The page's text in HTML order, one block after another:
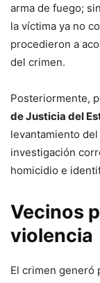
arma de fuego;
la víctima ya no
procedieron a
del crimen.
Posteriormente,
de Justicia del
levantamiento
investigación
homicidio e
Vecinos
violencia
El crimen generó